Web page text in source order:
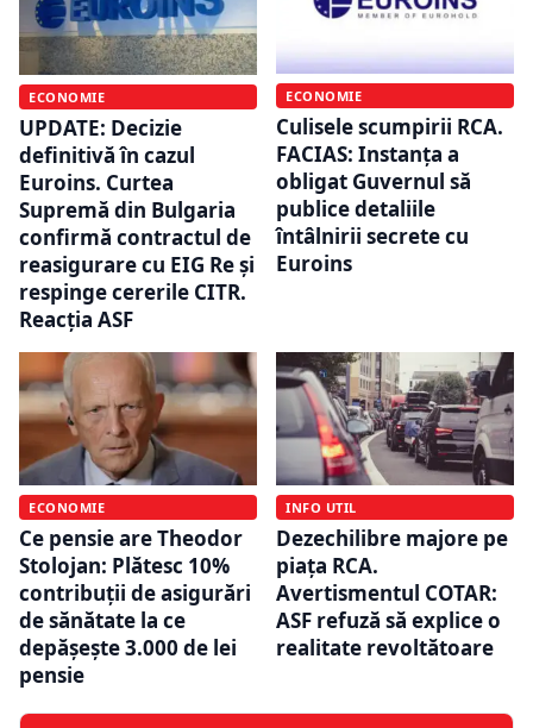
ECONOMIE
UPDATE: Decizie
definitivă în cazul
Euroins. Curtea
Supremă din Bulgaria
confirmă contractul de
reasigurare cu EIG Re și
respinge cererile CITR.
Reacția ASF
ECONOMIE
Culisele scumpirii RCA.
FACIAS: Instanța a
obligat Guvernul să
publice detaliile
întâlnirii secrete cu
Euroins
ECONOMIE
Ce pensie are Theodor
Stolojan: Plătesc 10%
contribuţii de asigurări
de sănătate la ce
depăşeşte 3.000 de lei
pensie
INFO UTIL
Dezechilibre majore pe
piața RCA.
Avertismentul COTAR:
ASF refuză să explice o
realitate revoltătoare